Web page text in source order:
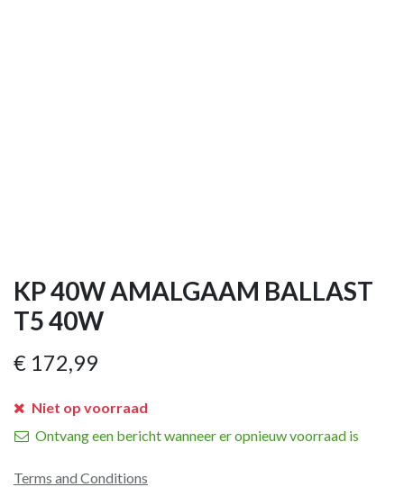
KP 40W AMALGAAM BALLAST
T5 40W
€ 172,99
Niet op voorraad
Ontvang een bericht wanneer er opnieuw voorraad is
Terms and Conditions